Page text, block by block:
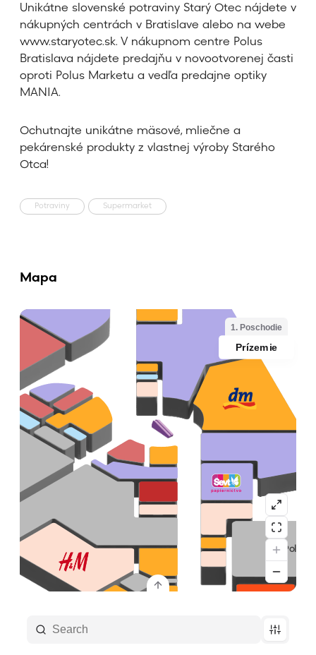
Unikátne slovenské potraviny Starý Otec nájdete v
nákupných centrách v Bratislave alebo na webe
www.staryotec.sk. V nákupnom centre Polus
Bratislava nájdete predajňu v novootvorenej časti
oproti Polus Marketu a vedľa predajne optiky
MANIA.
Ochutnajte unikátne mäsové, mliečne a
pekárenské produkty z vlastnej výroby Starého
Otca!
Potraviny Supermarket
Mapa